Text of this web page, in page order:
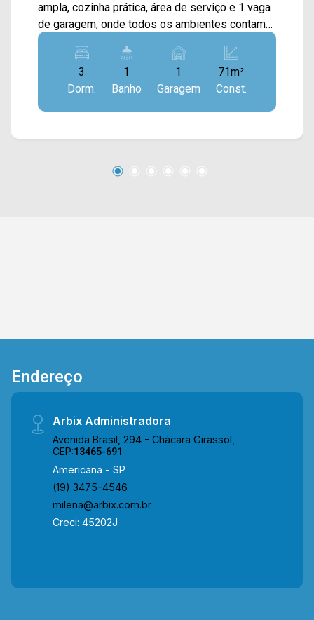
ampla, cozinha prática, área de serviço e 1 vaga
de garagem, onde todos os ambientes contam
com janelas em vidro blindex que garantem um
espaço extremamente bem iluminado. > 03
Quartos; > 01 Banheiro; > 01 Vaga de garagem.
Localizado no bairro Vila Dainese, este
condomínio está próximo à Av. da Amizade, Av.
Esta região conta com supermercado Pague
Edwiges, farmácias e escola Prof. Luiz Hipólito.
3
Dorm.
1
Banho
1
Garagem
71m²
Const.
Endereço
Arbix Administradora
Avenida Brasil, 294 - Chácara Girassol,
CEP:13465-691
Americana - SP
(19) 3475-4546
milena@arbix.com.br
Creci: 45202J